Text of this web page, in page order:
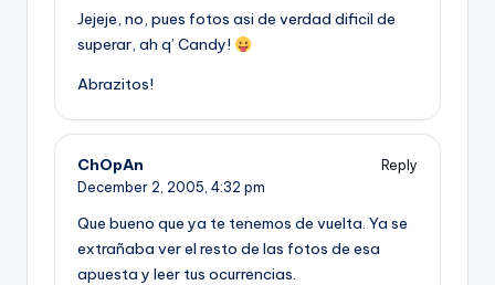
Jejeje, no, pues fotos asi de verdad dificil de
superar, ah q’ Candy!
Abrazitos!
ChOpAn
Reply
December 2, 2005, 4:32 pm
Que bueno que ya te tenemos de vuelta. Ya se
extrañaba ver el resto de las fotos de esa
apuesta y leer tus ocurrencias.